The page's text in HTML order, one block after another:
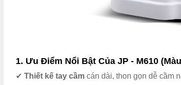
1. Ưu Điểm Nổi Bật Của JP - M610
✔ Thiết kế tay cầm cán dài, thon gọn dễ cầm